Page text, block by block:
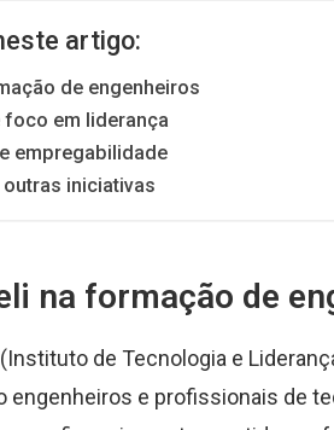
artigo:
de engenheiros
em liderança
empregabilidade
iniciativas
na formação de
de Tecnologia e
e profissionais de